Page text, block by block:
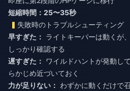
短縮時間：25〜35秒
失敗時のトラブルシューティング
早すぎた： ライトキーパーは動くが
しっかり確認する
遅すぎた：
ワイルドハントが発動し
らかじめ近づいておく
力が足りない： わずかに動くだけで